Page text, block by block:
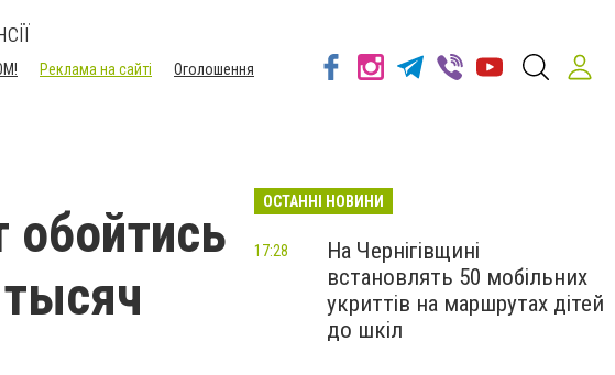
Реклама на сайті
Оголошення
ОСТАННІ НОВИНИ
На Чернігівщині
встановлять 50 мобільних
укриттів на маршрутах дітей
до шкіл
17:28